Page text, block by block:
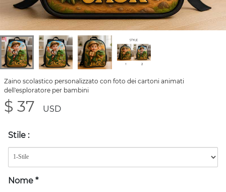
Zaino scolastico personalizzato con foto dei cartoni animati
dell'esploratore per bambini
$ 37 USD
Stile :
Nome *